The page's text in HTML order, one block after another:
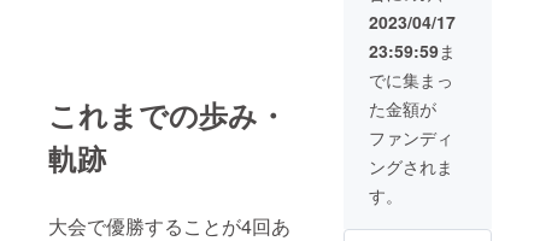
これまでの歩み・
軌跡
大会で優勝することが4回あ
す。皆さんに卓
球の思い出を
語ってみません
催に前向きな
方、卓球に情熱
がある方、本当
にありがとうご
ざいます。 「支
援者名簿」の一
覧の名前の記載
2023/04/17
23:59:59ま
でに集まっ
た金額が
ファンディ
ングされま
す。